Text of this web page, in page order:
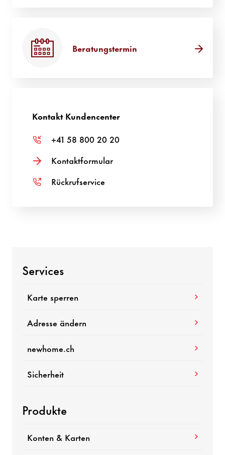
Beratungstermin
Kontakt Kundencenter
+41 58 800 20 20
Kontaktformular
Rückrufservice
Services
Karte sperren
Adresse ändern
newhome.ch
Sicherheit
Produkte
Konten & Karten